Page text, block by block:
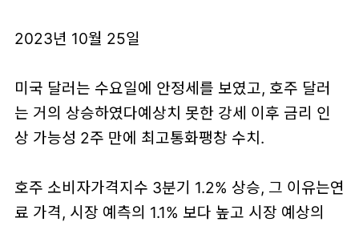
2023년 10월 25일
미국 달러는 수요일에 안정세를 보였고, 호주 달러
는 거의 상승하였다예상치 못한 강세 이후 금리 인
상 가능성 2주 만에 최고통화팽창 수치.
호주 소비자가격지수 3분기 1.2% 상승, 그 이유는연
료 가격, 시장 예측의 1.1% 보다 높고 시장 예상의